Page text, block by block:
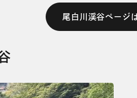
尾白川渓谷ページ